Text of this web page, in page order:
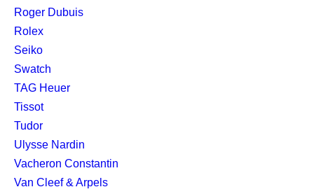
Roger Dubuis
Rolex
Seiko
Swatch
TAG Heuer
Tissot
Tudor
Ulysse Nardin
Vacheron Constantin
Van Cleef & Arpels